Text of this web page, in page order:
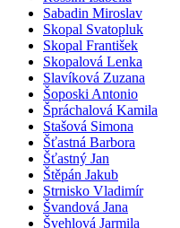
Sabadin Miroslav
Skopal Svatopluk
Skopal František
Skopalová Lenka
Slavíková Zuzana
Šoposki Antonio
Špráchalová Kamila
Stašová Simona
Šťastná Barbora
Šťastný Jan
Štěpán Jakub
Strnisko Vladimír
Švandová Jana
Švehlová Jarmila